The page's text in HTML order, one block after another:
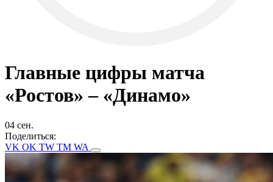
Главные цифры матча
«Ростов» – «Динамо»
04 сен.
Поделиться:
VK OK TW TM WA